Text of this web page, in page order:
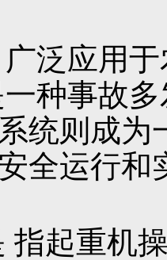
泛应用
种事故
统则成为
全运行和
指起重机